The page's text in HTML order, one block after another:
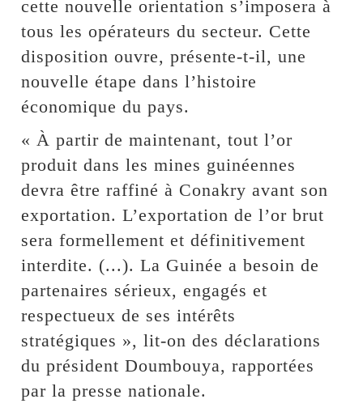
cette nouvelle orientation s’imposera à
tous les opérateurs du secteur. Cette
disposition ouvre, présente-t-il, une
nouvelle étape dans l’histoire
économique du pays.
« À partir de maintenant, tout l’or
produit dans les mines guinéennes
devra être raffiné à Conakry avant son
exportation. L’exportation de l’or brut
sera formellement et définitivement
interdite. (...). La Guinée a besoin de
partenaires sérieux, engagés et
respectueux de ses intérêts
stratégiques », lit-on des déclarations
du président Doumbouya, rapportées
par la presse nationale.